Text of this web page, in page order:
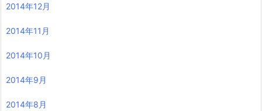
2014年12月
2014年11月
2014年10月
2014年9月
2014年8月